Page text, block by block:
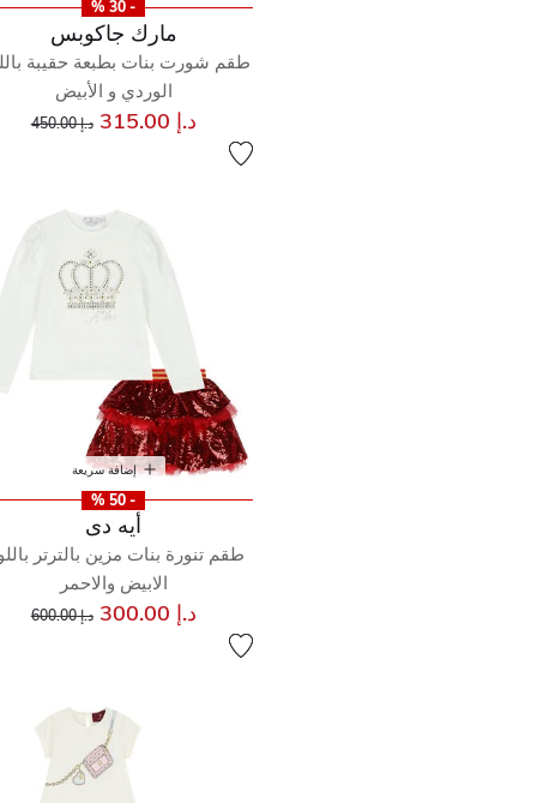
- 30 %
مارك جاكوبس
طقم شورت بنات بطبعة حقيبة
الوردي و الأبيض
د.إ 315.00 سعر مخفض مند.إ 450.00
إضافة سريعة
- 50 %
أيه دى
طقم تنورة بنات مزين بالترتر
الابيض والاحمر
د.إ 300.00 سعر مخفض مند.إ 600.00